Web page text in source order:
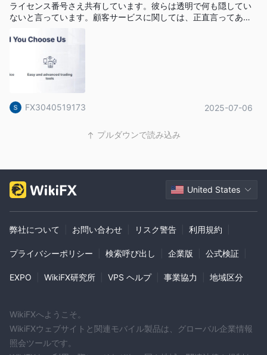
ライセンス番号さえ共有しています。彼らは透明で何も隠してい
ないと言っています。顧客サービスに関しては、正直言ってあま
容範囲です。
FX3040519173 2025-07-06
プルダウンで読み込み
United States
弊社について お問い合わせ リスク警告 利用規約
プライバシーポリシー 検索呼び出し 企業版 公式検証
EXPO WikiFX研究所 VPS ヘルプ 事業協力 地域区分
WikiFXへようこそ。
WikiFXウェブサイトと関連モバイル製品は、グローバル企業情報
照会ツールです。